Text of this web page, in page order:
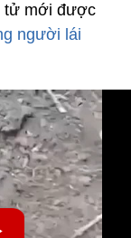
tử mới được
người lái